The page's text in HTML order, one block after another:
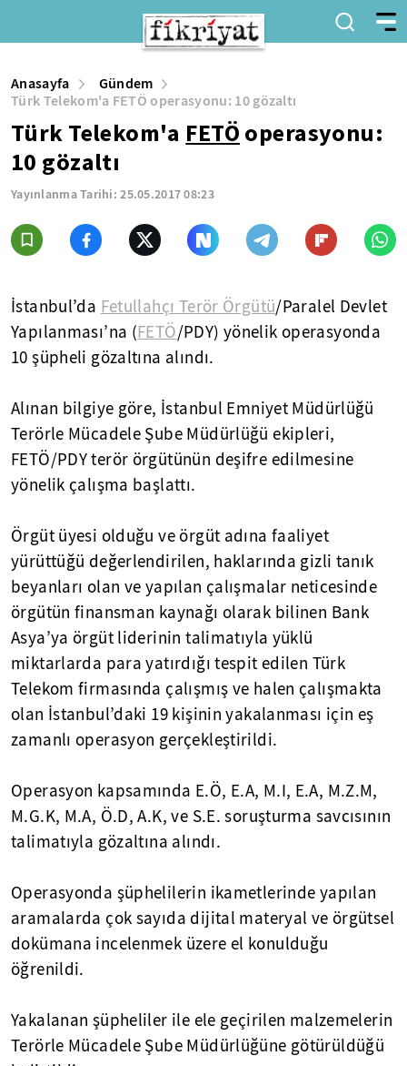
Anasayfa
Gündem
Türk Telekom'a FETÖ operasyonu: 10 gözaltı
Türk Telekom'a FETÖ operasyonu:
10 gözaltı
Yayınlanma Tarihi:25.05.2017 08:23
İstanbul’da Fetullahçı Terör Örgütü/Paralel Devlet
Yapılanması’na (FETÖ/PDY) yönelik operasyonda
10 şüpheli gözaltına alındı.
Alınan bilgiye göre, İstanbul Emniyet Müdürlüğü
Terörle Mücadele Şube Müdürlüğü ekipleri,
FETÖ/PDY terör örgütünün deşifre edilmesine
yönelik çalışma başlattı.
Örgüt üyesi olduğu ve örgüt adına faaliyet
yürüttüğü değerlendirilen, haklarında gizli tanık
beyanları olan ve yapılan çalışmalar neticesinde
örgütün finansman kaynağı olarak bilinen Bank
Asya’ya örgüt liderinin talimatıyla yüklü
miktarlarda para yatırdığı tespit edilen Türk
Telekom firmasında çalışmış ve halen çalışmakta
olan İstanbul’daki 19 kişinin yakalanması için eş
zamanlı operasyon gerçekleştirildi.
Operasyon kapsamında E.Ö, E.A, M.I, E.A, M.Z.M,
M.G.K, M.A, Ö.D, A.K, ve S.E. soruşturma savcısının
talimatıyla gözaltına alındı.
Operasyonda şüphelilerin ikametlerinde yapılan
aramalarda çok sayıda dijital materyal ve örgütsel
dokümana incelenmek üzere el konulduğu
öğrenildi.
Yakalanan şüpheliler ile ele geçirilen malzemelerin
Terörle Mücadele Şube Müdürlüğüne götürüldüğü